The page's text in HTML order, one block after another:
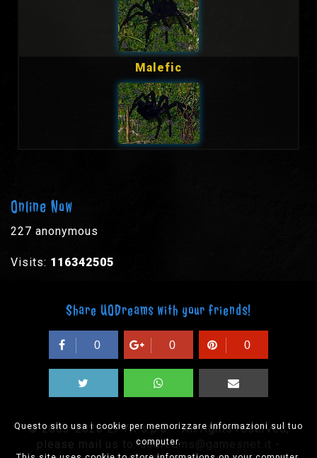
Questo sito usa i cookie per memorizzare informazioni sul tuo
computer.
Malefic
Online Now
227 anonymous
Visits: 116342505
Share UODreams with your friends!
0 0 0
© 2003-2026 EPYX s.p.a. - All rights reserved,
please mail us to:uodreams@gamesnet.it
-